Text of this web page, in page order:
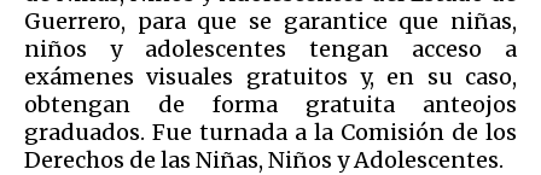
Guerrero, para que se garantice que niñas,
niños y adolescentes tengan acceso a
exámenes visuales gratuitos y, en su caso,
obtengan de forma gratuita anteojos
graduados. Fue turnada a la Comisión de los
Derechos de las Niñas, Niños y Adolescentes.